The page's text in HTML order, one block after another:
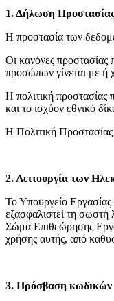
1. Δήλωση
H προστασία των
Οι κανόνες
προσώπων γίνεται με ή
Η πολιτική
και το ισχύον εθνικό
Η Πολιτική
2. Λειτουργία των
Το Υπουργείο
εξασφαλιστεί τη
Σώμα Επιθεώρησης
χρήσης αυτής, από
3. Πρόσβαση κωδικών